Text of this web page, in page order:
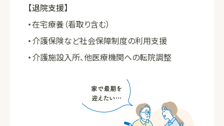
【退院支援】
在宅療養（看取り含む）
介護保険など社会保障制度の利用支援
介護施設入所、他医療機関への転院調整